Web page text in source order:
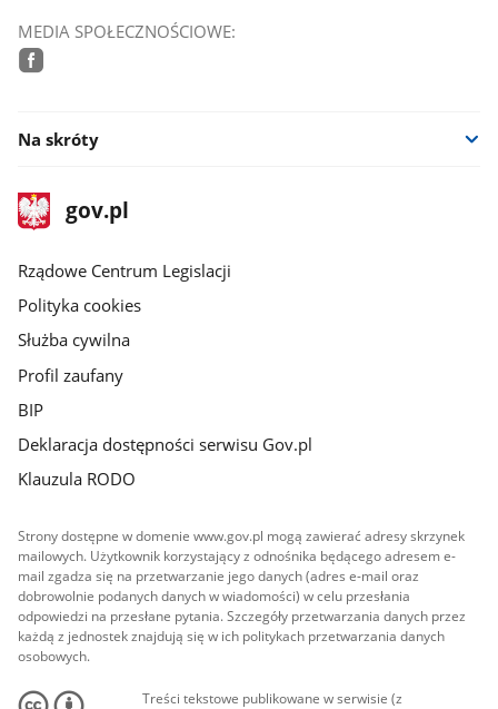
MEDIA SPOŁECZNOŚCIOWE:
Na skróty
stopka
gov.plStrona
gov.pl
Rządowe Centrum Legislacji
Polityka cookies
Służba cywilna
Profil zaufany
BIP
Deklaracja dostępności serwisu Gov.pl
Klauzula RODO
Strony dostępne w domenie www.gov.pl mogą zawierać adresy skrzynek
mailowych. Użytkownik korzystający z odnośnika będącego adresem e-
mail zgadza się na przetwarzanie jego danych (adres e-mail oraz
dobrowolnie podanych danych w wiadomości) w celu przesłania
odpowiedzi na przesłane pytania. Szczegóły przetwarzania danych przez
każdą z jednostek znajdują się w ich politykach przetwarzania danych
osobowych.
Treści tekstowe publikowane w serwisie (z